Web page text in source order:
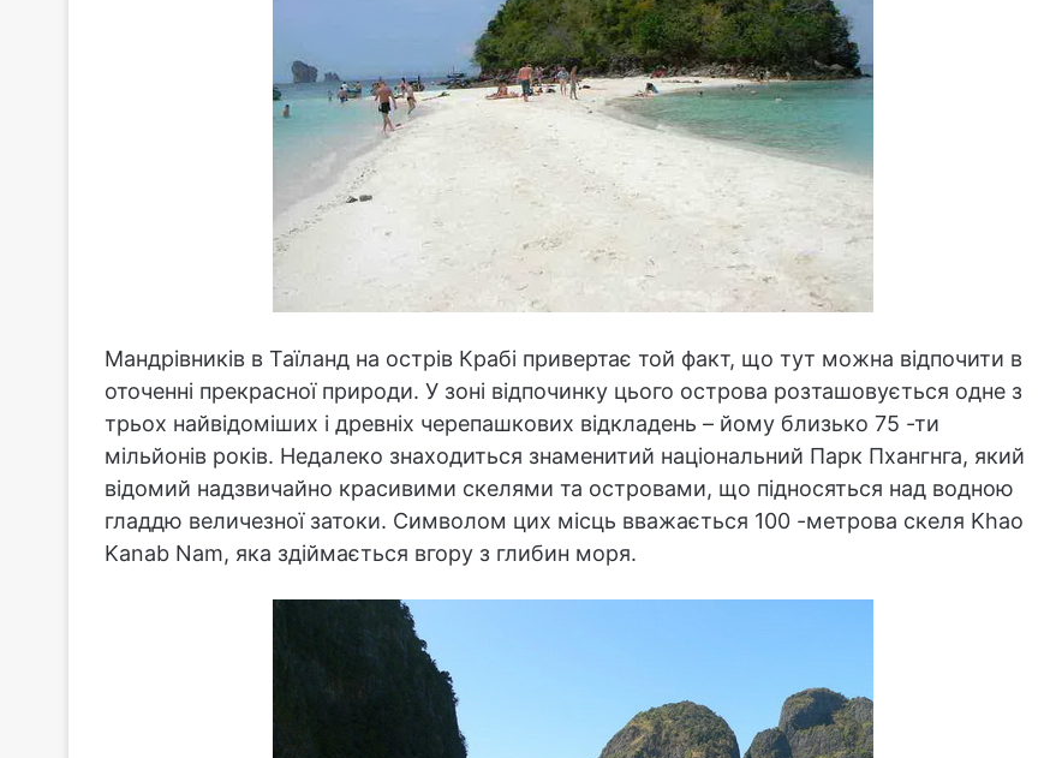
Мандрівників в Таїланд на острів Крабі привертає той факт, що тут можна відпочити в
оточенні прекрасної природи. У зоні відпочинку цього острова розташовується одне з
трьох найвідоміших і древніх черепашкових відкладень – йому близько 75 -ти
мільйонів років. Недалеко знаходиться знаменитий національний Парк Пхангнга, який
відомий надзвичайно красивими скелями та островами, що підносяться над водною
гладдю величезної затоки. Символом цих місць вважається 100 -метрова скеля Khao
Kanab Nam, яка здіймається вгору з глибин моря.